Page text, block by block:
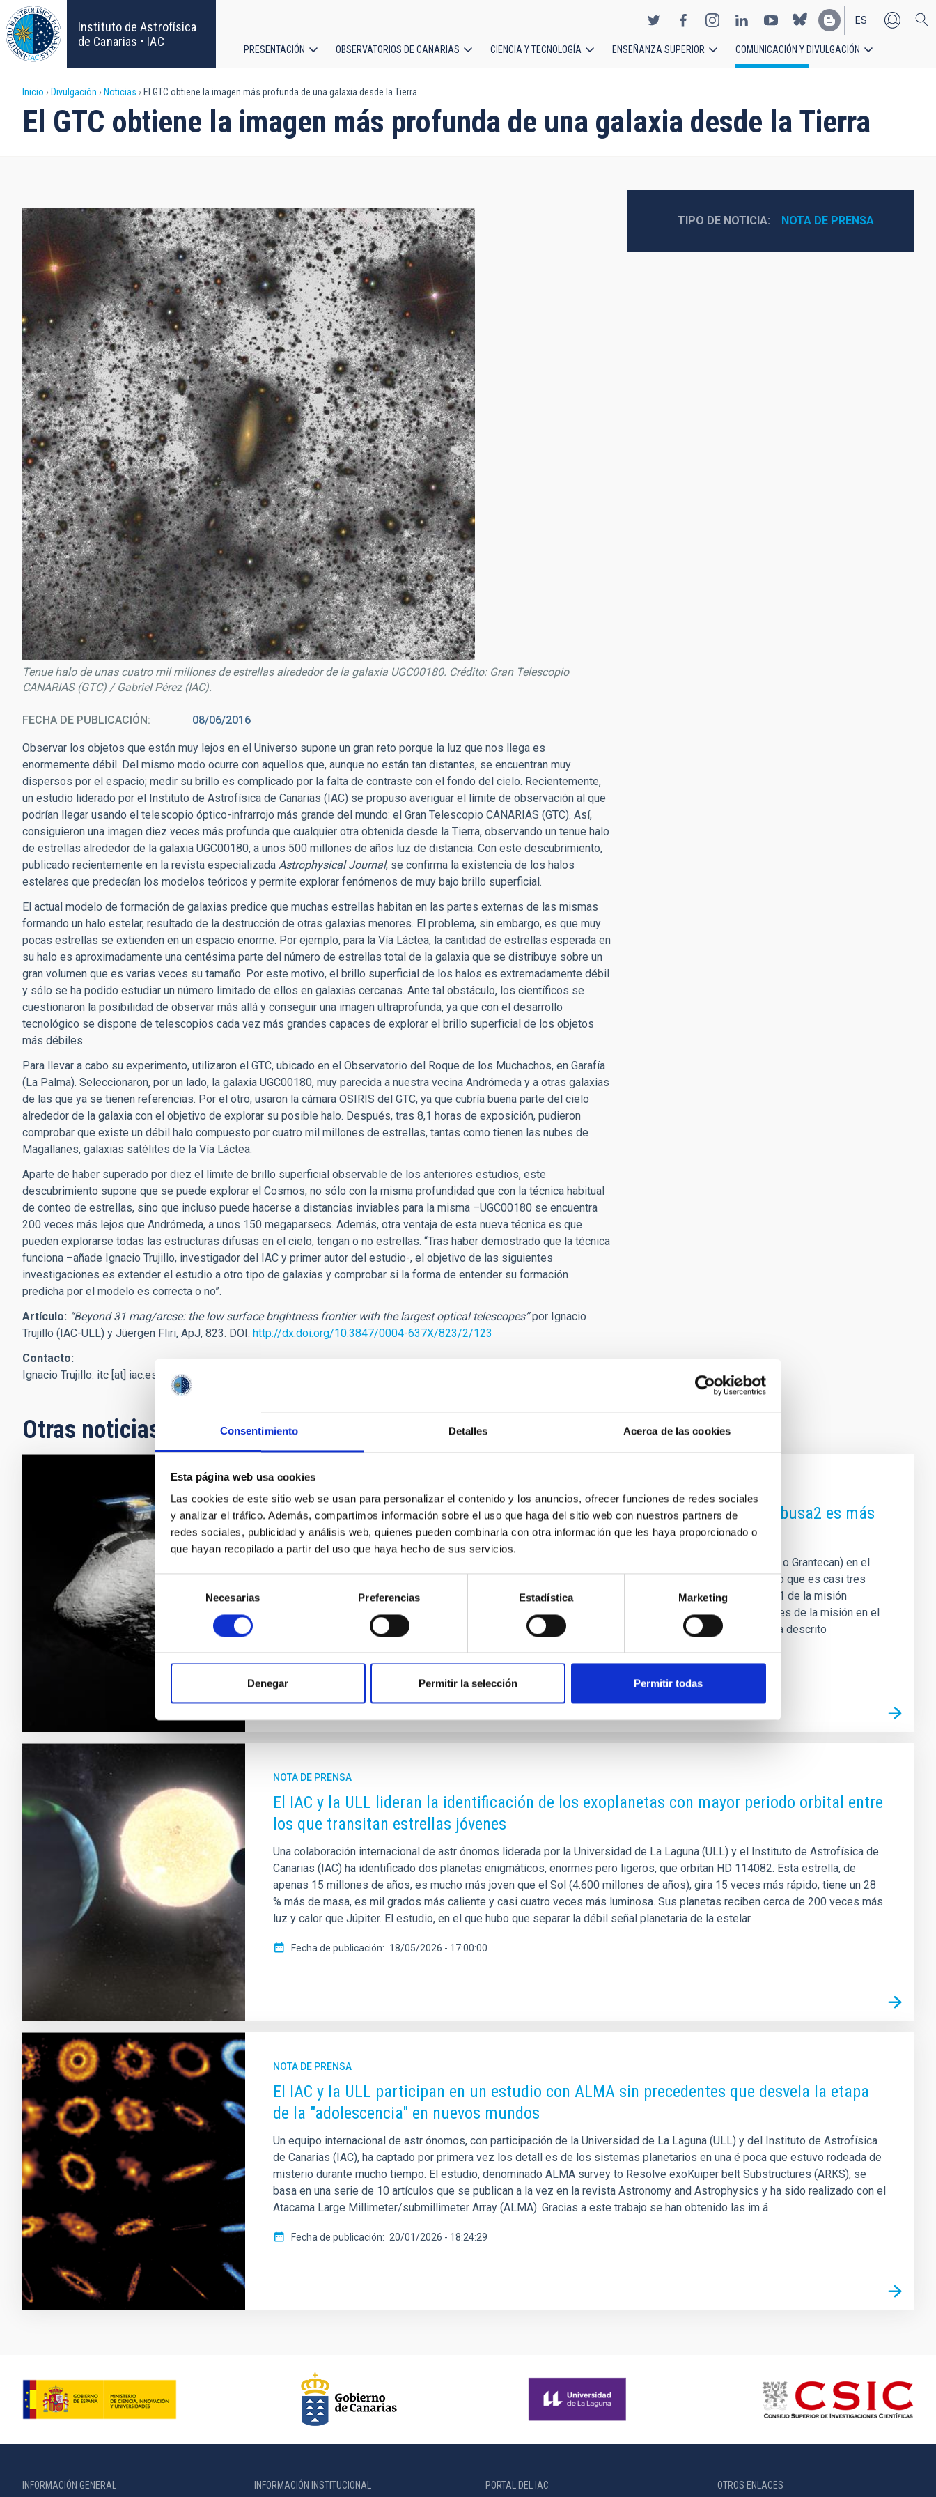
Consentimiento Detalles Acerca de las cookies
Esta página web usa cookies
Las cookies de este sitio web se usan para personalizar el contenido y los anuncios, ofrecer funciones de redes sociales
y analizar el tráfico. Además, compartimos información sobre el uso que haga del sitio web con nuestros partners de
redes sociales, publicidad y análisis web, quienes pueden combinarla con otra información que les haya proporcionado o
que hayan recopilado a partir del uso que haya hecho de sus servicios.
Selección
de
consentimiento
Necesarias Preferencias Estadística Marketing
Denegar Permitir la selección Permitir todas
Pasar
al
contenido
principal
Instituto de Astrofísica
de Canarias • IAC
EN
ES
principal
PRESENTACIÓN OBSERVATORIOS DE CANARIAS CIENCIA Y TECNOLOGÍA ENSEÑANZA SUPERIOR COMUNICACIÓN Y DIVULGACIÓN
Sobrescribir
enlaces
ayuda
a
la
navegación
Inicio Divulgación Noticias El GTC obtiene la imagen más profunda de una galaxia desde la Tierra
El GTC obtiene la imagen más profunda de una galaxia desde la Tierra
Tenue halo de unas cuatro mil millones de estrellas alrededor de la galaxia UGC00180. Crédito: Gran Telescopio
CANARIAS (GTC) / Gabriel Pérez (IAC).
FECHA DE PUBLICACIÓN 08/06/2016
Observar los objetos que están muy lejos en el Universo supone un gran reto porque la luz que nos llega es
enormemente débil. Del mismo modo ocurre con aquellos que, aunque no están tan distantes, se encuentran muy
dispersos por el espacio; medir su brillo es complicado por la falta de contraste con el fondo del cielo. Recientemente,
un estudio liderado por el Instituto de Astrofísica de Canarias (IAC) se propuso averiguar el límite de observación al que
podrían llegar usando el telescopio óptico-infrarrojo más grande del mundo: el Gran Telescopio CANARIAS (GTC). Así,
consiguieron una imagen diez veces más profunda que cualquier otra obtenida desde la Tierra, observando un tenue halo
de estrellas alrededor de la galaxia UGC00180, a unos 500 millones de años luz de distancia. Con este descubrimiento,
publicado recientemente en la revista especializada Astrophysical Journal, se confirma la existencia de los halos
estelares que predecían los modelos teóricos y permite explorar fenómenos de muy bajo brillo superficial.
El actual modelo de formación de galaxias predice que muchas estrellas habitan en las partes externas de las mismas
formando un halo estelar, resultado de la destrucción de otras galaxias menores. El problema, sin embargo, es que muy
pocas estrellas se extienden en un espacio enorme. Por ejemplo, para la Vía Láctea, la cantidad de estrellas esperada en
su halo es aproximadamente una centésima parte del número de estrellas total de la galaxia que se distribuye sobre un
gran volumen que es varias veces su tamaño. Por este motivo, el brillo superficial de los halos es extremadamente débil
y sólo se ha podido estudiar un número limitado de ellos en galaxias cercanas. Ante tal obstáculo, los científicos se
cuestionaron la posibilidad de observar más allá y conseguir una imagen ultraprofunda, ya que con el desarrollo
tecnológico se dispone de telescopios cada vez más grandes capaces de explorar el brillo superficial de los objetos
más débiles.
Para llevar a cabo su experimento, utilizaron el GTC, ubicado en el Observatorio del Roque de los Muchachos, en Garafía
(La Palma). Seleccionaron, por un lado, la galaxia UGC00180, muy parecida a nuestra vecina Andrómeda y a otras galaxias
de las que ya se tienen referencias. Por el otro, usaron la cámara OSIRIS del GTC, ya que cubría buena parte del cielo
alrededor de la galaxia con el objetivo de explorar su posible halo. Después, tras 8,1 horas de exposición, pudieron
comprobar que existe un débil halo compuesto por cuatro mil millones de estrellas, tantas como tienen las nubes de
Magallanes, galaxias satélites de la Vía Láctea.
Aparte de haber superado por diez el límite de brillo superficial observable de los anteriores estudios, este
descubrimiento supone que se puede explorar el Cosmos, no sólo con la misma profundidad que con la técnica habitual
de conteo de estrellas, sino que incluso puede hacerse a distancias inviables para la misma –UGC00180 se encuentra
200 veces más lejos que Andrómeda, a unos 150 megaparsecs. Además, otra ventaja de esta nueva técnica es que
pueden explorarse todas las estructuras difusas en el cielo, tengan o no estrellas. “Tras haber demostrado que la técnica
funciona –añade Ignacio Trujillo, investigador del IAC y primer autor del estudio-, el objetivo de las siguientes
investigaciones es extender el estudio a otro tipo de galaxias y comprobar si la forma de entender su formación
predicha por el modelo es correcta o no”.
Artículo: “Beyond 31 mag/arcse: the low surface brightness frontier with the largest optical telescopes”por Ignacio
Trujillo (IAC-ULL) y Jüergen Fliri, ApJ, 823. DOI: http://dx.doi.org/10.3847/0004-637X/823/2/123
Contacto:
Ignacio Trujillo: itc [at] iac.es (itc[at]iac[dot]es)
TIPO DE NOTICIA NOTA DE PRENSA
Otras noticias relacionadas
Observaciones del Grantecan confirman que el asteroide de la misión Hayabusa2 es más
pequeño y rápido de lo esperado
El equipo científico ha utilizado telescopios de todo el mundo, incluido el Gran Telescopio Canarias (GTC o Grantecan) en el
Observatorio del Roque de los Muchachos, en La Palma, para estudiar el asteroide 1998 KY26, revelando que es casi tres
veces más pequeño y gira mucho más rápido de lo que se pensaba. El asteroide es el objetivo para 2031 de la misión
ampliada Hayabusa2 de Japón. Las nuevas observaciones ofrecen información clave para las operaciones de la misión en el
asteroide. “Hemos descubierto que la realidad del objeto es completamente diferente de lo que se había descrito
NOTA DE PRENSA
El IAC y la ULL lideran la identificación de los exoplanetas con mayor periodo orbital entre
los que transitan estrellas jóvenes
Una colaboración internacional de astr ónomos liderada por la Universidad de La Laguna (ULL) y el Instituto de Astrofísica de
Canarias (IAC) ha identificado dos planetas enigmáticos, enormes pero ligeros, que orbitan HD 114082. Esta estrella, de
apenas 15 millones de años, es mucho más joven que el Sol (4.600 millones de años), gira 15 veces más rápido, tiene un 28
% más de masa, es mil grados más caliente y casi cuatro veces más luminosa. Sus planetas reciben cerca de 200 veces más
luz y calor que Júpiter. El estudio, en el que hubo que separar la débil señal planetaria de la estelar
Fecha de publicación 18/05/2026 - 17:00:00
NOTA DE PRENSA
El IAC y la ULL participan en un estudio con ALMA sin precedentes que desvela la etapa
de la "adolescencia" en nuevos mundos
Un equipo internacional de astr ónomos, con participación de la Universidad de La Laguna (ULL) y del Instituto de Astrofísica
de Canarias (IAC), ha captado por primera vez los detall es de los sistemas planetarios en una é poca que estuvo rodeada de
misterio durante mucho tiempo. El estudio, denominado ALMA survey to Resolve exoKuiper belt Substructures (ARKS), se
basa en una serie de 10 artículos que se publican a la vez en la revista Astronomy and Astrophysics y ha sido realizado con el
Atacama Large Millimeter/submillimeter Array (ALMA). Gracias a este trabajo se han obtenido las im á
Fecha de publicación 20/01/2026 - 18:24:29
INFORMACIÓN GENERAL INFORMACIÓN INSTITUCIONAL PORTAL DEL IAC OTROS ENLACES